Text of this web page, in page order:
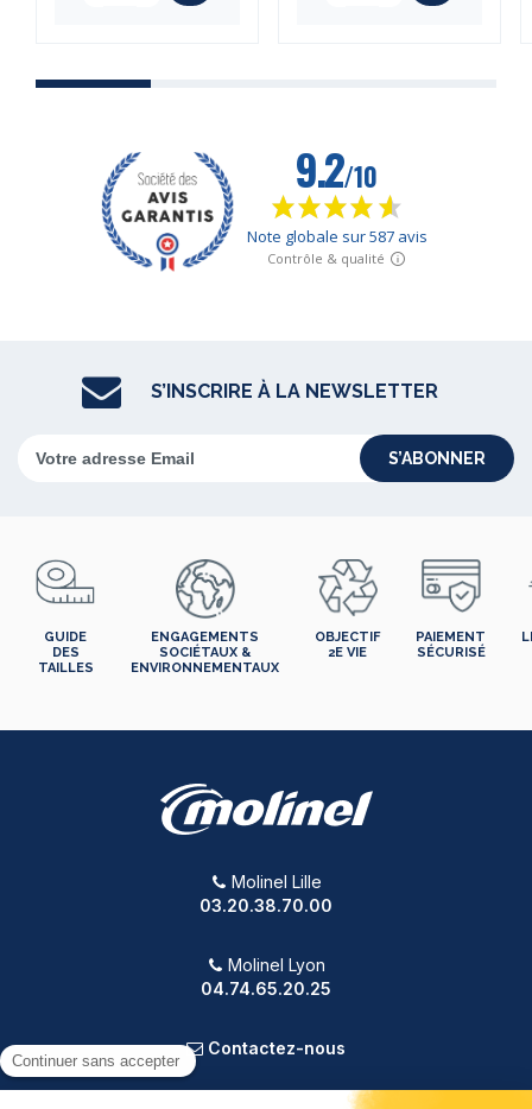
S’INSCRIRE À LA NEWSLETTER
S’ABONNER
GUIDE
DES
TAILLES
ENGAGEMENTS
SOCIÉTAUX &
ENVIRONNEMENTAUX
OBJECTIF
2E VIE
PAIEMENT
SÉCURISÉ
Molinel Lille
03.20.38.70.00
Molinel Lyon
04.74.65.20.25
Contactez-nous